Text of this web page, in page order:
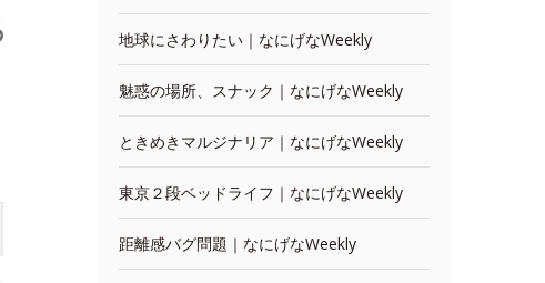
地球にさわりたい｜なにげなWeekly
魅惑の場所、スナック｜なにげなWeekly
ときめきマルジナリア｜なにげなWeekly
東京２段ベッドライフ｜なにげなWeekly
距離感バグ問題｜なにげなWeekly